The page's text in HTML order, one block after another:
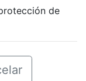
de